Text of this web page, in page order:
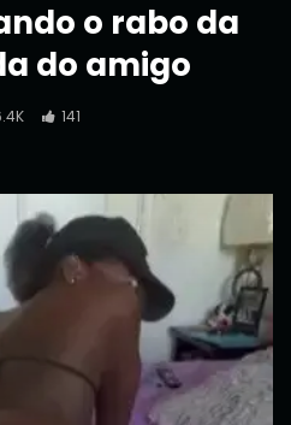
o rabo da
do amigo
141
Reprodutor
de